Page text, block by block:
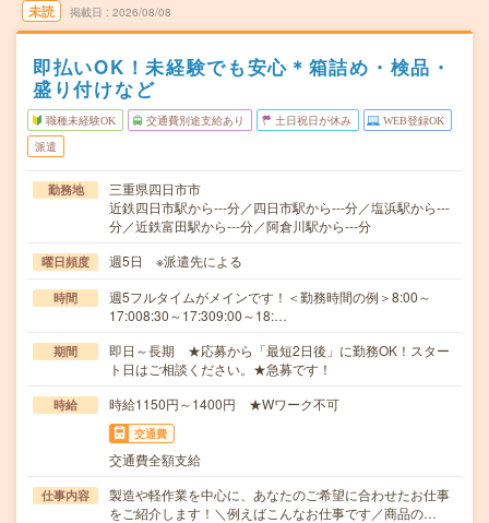
未読 掲載日 2026/08/08
即払いOK！未経験でも安心＊箱詰め・検品・
盛り付けなど
職種未経験OK 交通費別途支給あり 土日祝日が休み WEB登録OK
派遣
勤務地
三重県四日市市
近鉄四日市駅から---分／四日市駅から---分／塩浜駅から---
分／近鉄富田駅から---分／阿倉川駅から---分
曜日頻度 週5日 ※派遣先による
時間
週5フルタイムがメインです！＜勤務時間の例＞8:00～
17:008:30～17:309:00～18:…
期間
即日～長期 ★応募から「最短2日後」に勤務OK！スター
ト日はご相談ください。★急募です！
時給 時給1150円～1400円 ★Wワーク不可
交通費
交通費全額支給
仕事内容
製造や軽作業を中心に、あなたのご希望に合わせたお仕事
をご紹介します！＼例えばこんなお仕事です／商品の…